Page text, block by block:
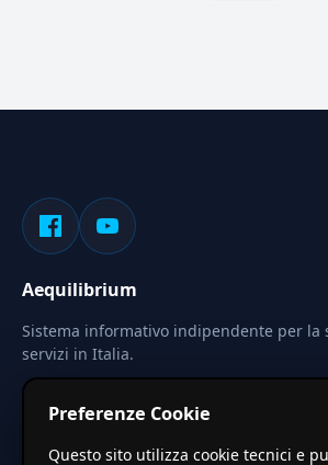
Aequilibrium
Sistema informativo indipendente per la
servizi in Italia.
Le stime pubblicate sono calcolate
Preferenze Cookie
Questo sito utilizza cookie tecnici e